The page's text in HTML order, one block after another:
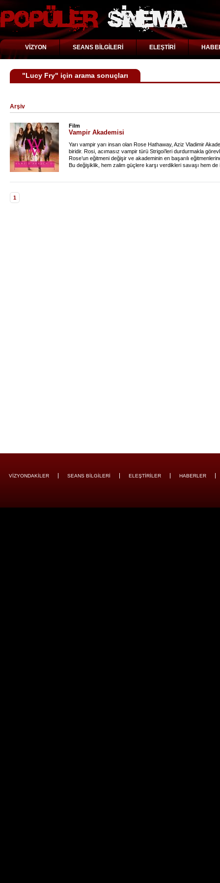
VİZYON SEANS BİLGİLERİ ELEŞTİRİ
"Lucy Fry" için arama sonuçları
Arşiv
Film
Vampir Akademisi
Yarı vampir yarı insan olan Rose Hathaway, Aziz Vladimir
biridir. Rosi, acımasız vampir türü Strigoi’leri durdurmakla
Rose’un eğitmeni değişir ve akademinin en başarılı
Bu değişiklik, hem zalim güçlere karşı verdikleri savaşı hem de
1
VİZYONDAKİLER SEANS BİLGİLERİ ELEŞTİRİLER HABERLER